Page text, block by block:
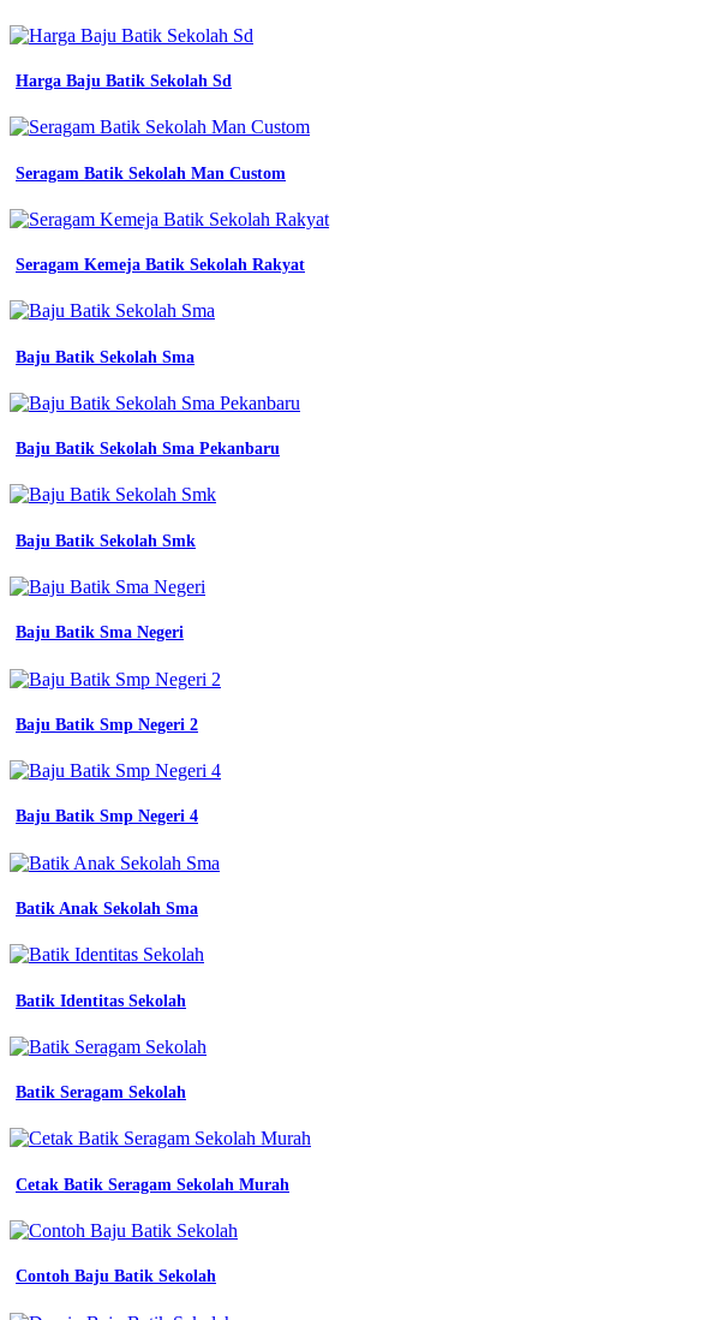
Harga Baju Batik Sekolah Sd
Seragam Batik Sekolah Man Custom
Seragam Kemeja Batik Sekolah Rakyat
Baju Batik Sekolah Sma
Baju Batik Sekolah Sma Pekanbaru
Baju Batik Sekolah Smk
Baju Batik Sma Negeri
Baju Batik Smp Negeri 2
Baju Batik Smp Negeri 4
Batik Anak Sekolah Sma
Batik Identitas Sekolah
Batik Seragam Sekolah
Cetak Batik Seragam Sekolah Murah
Contoh Baju Batik Sekolah